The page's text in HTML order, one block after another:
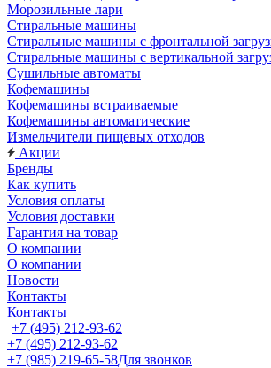
Морозильные лари
Стиральные машины
Стиральные машины с фронтальной
Стиральные машины с вертикальной
Сушильные автоматы
Кофемашины
Кофемашины встраиваемые
Кофемашины автоматические
Измельчители пищевых отходов
Акции
Бренды
Как купить
Условия оплаты
Условия доставки
Гарантия на товар
О компании
О компании
Новости
Контакты
Контакты
+7 (495) 212-93-62
+7 (495) 212-93-62
+7 (985) 219-65-58Для звонков